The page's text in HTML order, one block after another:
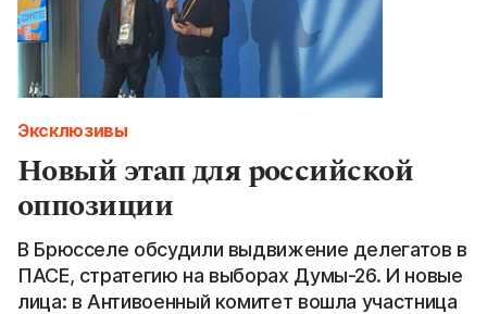
Эксклюзивы
Новый этап для российской
оппозиции
В Брюсселе обсудили выдвижение делегатов в
ПАСЕ, стратегию на выборах Думы-26. И новые
лица: в Антивоенный комитет вошла участница